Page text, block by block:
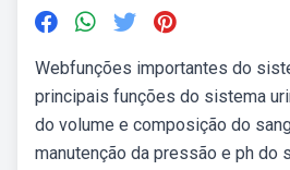
Webfunções importantes do
principais funções do sistema
do volume e composição do
manutenção da pressão e ph do